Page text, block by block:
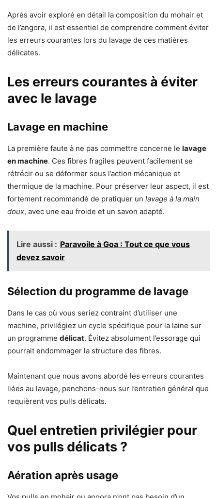
Après avoir exploré en détail la composition du mohair et
de l’angora, il est essentiel de comprendre comment éviter
les erreurs courantes lors du lavage de ces matières
délicates.
Les erreurs courantes à éviter
avec le lavage
Lavage en machine
La première faute à ne pas commettre concerne le lavage
en machine. Ces fibres fragiles peuvent facilement se
rétrécir ou se déformer sous l’action mécanique et
thermique de la machine. Pour préserver leur aspect, il est
fortement recommandé de pratiquer un lavage à la main
doux, avec une eau froide et un savon adapté.
Lire aussi : Paravoile à Goa : Tout ce que vous
devez savoir
Sélection du programme de lavage
Dans le cas où vous seriez contraint d’utiliser une
machine, privilégiez un cycle spécifique pour la laine sur
un programme délicat. Évitez absolument l’essorage qui
pourrait endommager la structure des fibres.
Maintenant que nous avons abordé les erreurs courantes
liées au lavage, penchons-nous sur l’entretien général que
requièrent vos pulls délicats.
Quel entretien privilégier pour
vos pulls délicats ?
Aération après usage